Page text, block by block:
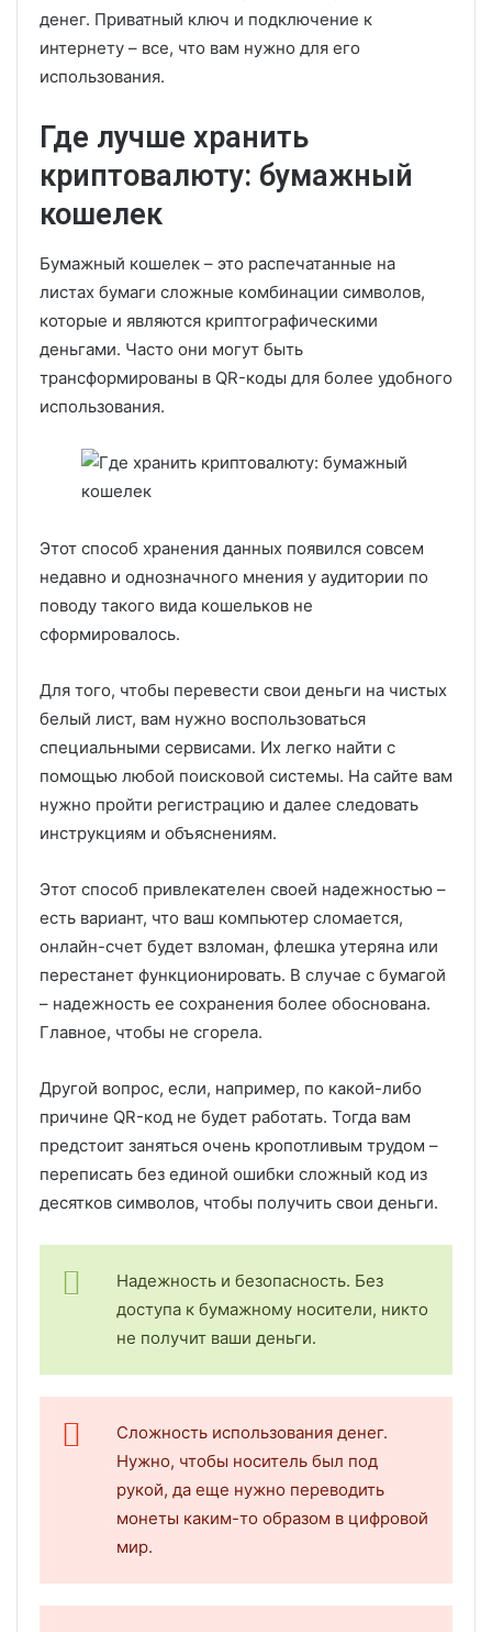
денег. Приватный ключ и подключение к
интернету – все, что вам нужно для его
использования.
Где лучше хранить
криптовалюту: бумажный
кошелек
Бумажный кошелек – это распечатанные на
листах бумаги сложные комбинации символов,
которые и являются криптографическими
деньгами. Часто они могут быть
трансформированы в QR-коды для более удобного
использования.
Этот способ хранения данных появился совсем
недавно и однозначного мнения у аудитории по
поводу такого вида кошельков не
сформировалось.
Для того, чтобы перевести свои деньги на чистых
белый лист, вам нужно воспользоваться
специальными сервисами. Их легко найти с
помощью любой поисковой системы. На сайте вам
нужно пройти регистрацию и далее следовать
инструкциям и объяснениям.
Этот способ привлекателен своей надежностью –
есть вариант, что ваш компьютер сломается,
онлайн-счет будет взломан, флешка утеряна или
перестанет функционировать. В случае с бумагой
– надежность ее сохранения более обоснована.
Главное, чтобы не сгорела.
Другой вопрос, если, например, по какой-либо
причине QR-код не будет работать. Тогда вам
предстоит заняться очень кропотливым трудом –
переписать без единой ошибки сложный код из
десятков символов, чтобы получить свои деньги.
Надежность и безопасность. Без
доступа к бумажному носители, никто
не получит ваши деньги.
Сложность использования денег.
Нужно, чтобы носитель был под
рукой, да еще нужно переводить
монеты каким-то образом в цифровой
мир.